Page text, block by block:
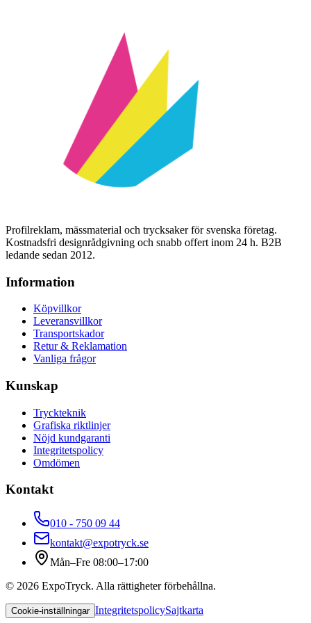
Profilreklam, mässmaterial och trycksaker för svenska företag.
Kostnadsfri designrådgivning och snabb offert inom 24 h. B2B
ledande sedan 2012.
Information
Köpvillkor
Leveransvillkor
Transportskador
Retur & Reklamation
Vanliga frågor
Kunskap
Tryckteknik
Grafiska riktlinjer
Nöjd kundgaranti
Integritetspolicy
Omdömen
Kontakt
010 - 750 09 44
kontakt@expotryck.se
Mån–Fre 08:00–17:00
© 2026 ExpoTryck. Alla rättigheter förbehållna.
Cookie-inställningar IntegritetspolicySajtkarta